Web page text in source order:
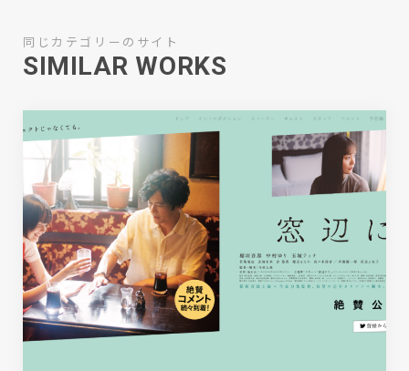
同じカテゴリーのサイト
SIMILAR WORKS